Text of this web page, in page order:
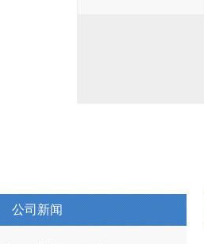
公司新闻